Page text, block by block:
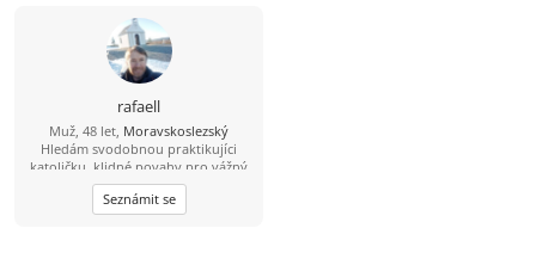
rafaell
Muž, 48 let, Moravskoslezský
Hledám svodobnou praktikujíci
katoličku, klidné povahy pro vážný
vztah a společný život na vsi.
Seznámit se